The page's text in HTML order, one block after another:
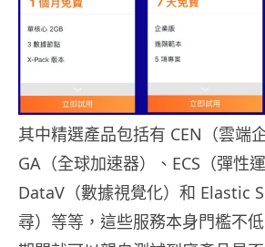
其中精選產品包括有 CEN（雲端
GA（全球加速器）、ECS（彈性
DataV（數據視覺化）和 Elastic
尋）等等，這些服務本身門檻不